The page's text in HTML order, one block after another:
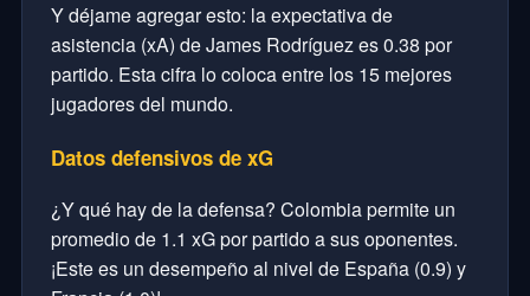
Y déjame agregar esto: la expectativa de
asistencia (xA) de James Rodríguez es 0.38 por
partido. Esta cifra lo coloca entre los 15 mejores
jugadores del mundo.
Datos defensivos de xG
¿Y qué hay de la defensa? Colombia permite un
promedio de 1.1 xG por partido a sus oponentes.
¡Este es un desempeño al nivel de España (0.9) y